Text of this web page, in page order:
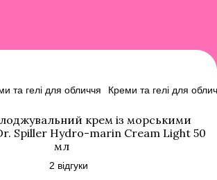
та гелі для обличчя Креми та гелі для
крем із морськими
Spiller Hydro-marin Cream Light 50
мл
2 відгуки